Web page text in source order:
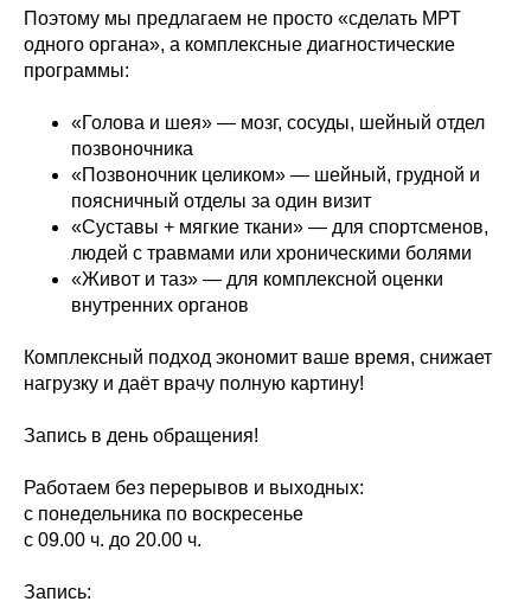
Поэтому мы предлагаем не просто «сделать МРТ
одного органа», а комплексные диагностические
программы:
«Голова и шея» — мозг, сосуды, шейный отдел
позвоночника
«Позвоночник целиком» — шейный, грудной и
поясничный отделы за один визит
«Суставы + мягкие ткани» — для спортсменов,
людей с травмами или хроническими болями
«Живот и таз» — для комплексной оценки
внутренних органов
Комплексный подход экономит ваше время, снижает
нагрузку и даёт врачу полную картину!
Запись в день обращения!
Работаем без перерывов и выходных:
с понедельника по воскресенье
с 09.00 ч. до 20.00 ч.
Запись: